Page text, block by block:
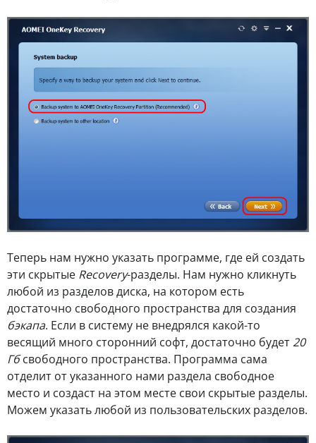
Теперь нам нужно указать программе, где ей создать
эти скрытые Recovery-разделы. Нам нужно кликнуть
любой из разделов диска, на котором есть
достаточно свободного пространства для создания
бэкапа. Если в систему не внедрялся какой-то
весящий много сторонний софт, достаточно будет 20
Гбсвободного пространства. Программа сама
отделит от указанного нами раздела свободное
место и создаст на этом месте свои скрытые разделы.
Можем указать любой из пользовательских разделов.